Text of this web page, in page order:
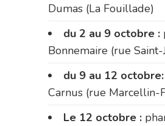
Dumas (La Fouillade)
du 2 au 9 octobre :
Bonnemaire (rue Saint-
du 9 au 12 octobre:
Carnus (rue Marcellin-
Le 12 octobre :